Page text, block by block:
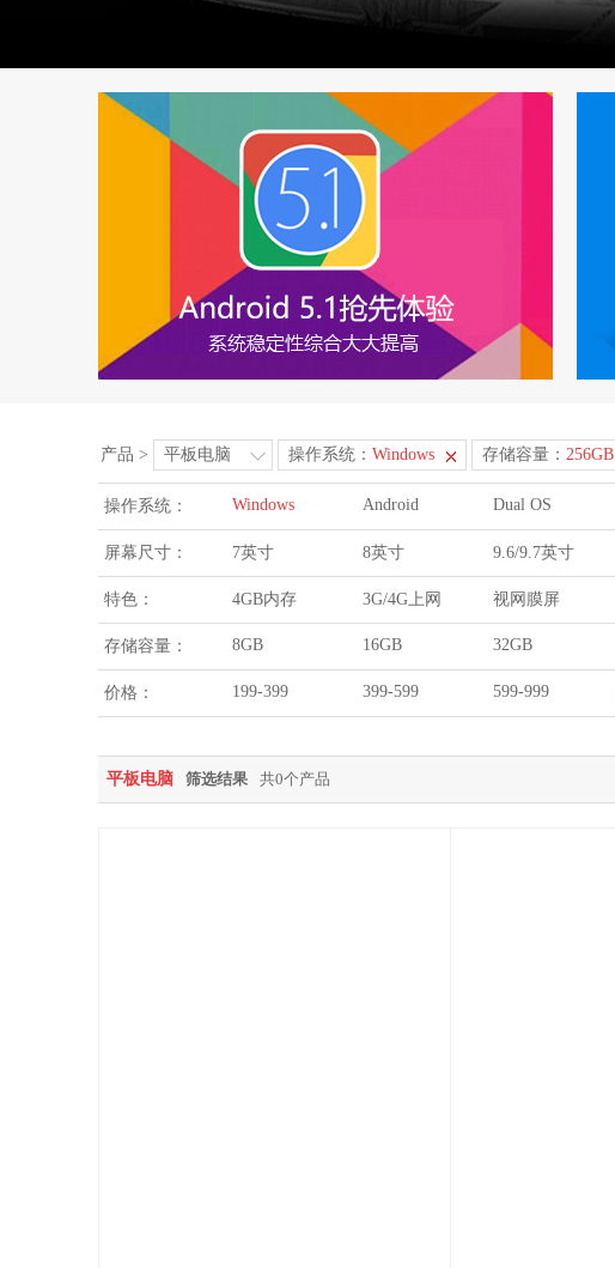
产品 > 平板电脑 操作系统： Windows 存储容量： 256GB
操作系统： Windows Android Dual OS
屏幕尺寸： 7英寸 8英寸 9.6/9.7英寸
特色： 4GB内存 3G/4G上网 视网膜屏
存储容量： 8GB 16GB 32GB
价格： 199-399 399-599 599-999
平板电脑 筛选结果 共0个产品